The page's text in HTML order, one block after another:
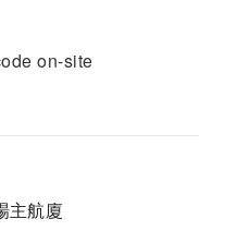
on-site
主航廈